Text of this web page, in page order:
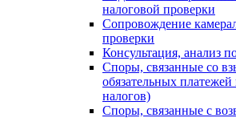
налоговой проверки
Сопровождение
проверки
Консультация, анализ
Споры, связанные со
обязательных платежей
налогов)
Споры, связанные с